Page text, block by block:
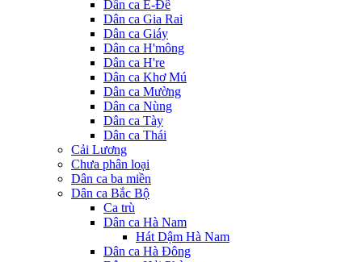
Dân ca Ê-Đê
Dân ca Gia Rai
Dân ca Giáy
Dân ca H'mông
Dân ca H're
Dân ca Khơ Mú
Dân ca Mường
Dân ca Nùng
Dân ca Tày
Dân ca Thái
Cải Lương
Chưa phân loại
Dân ca ba miền
Dân ca Bắc Bộ
Ca trù
Dân ca Hà Nam
Hát Dậm Hà Nam
Dân ca Hà Đông